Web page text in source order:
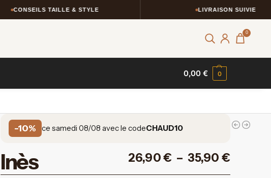
CONSEILS TAILLE & STYLE LIVRAISON SUIVIE
0
0,00€ 0
-10% ce samedi 08/08 avec le codeCHAUD10
Inès 26,90€ – 35,90 €